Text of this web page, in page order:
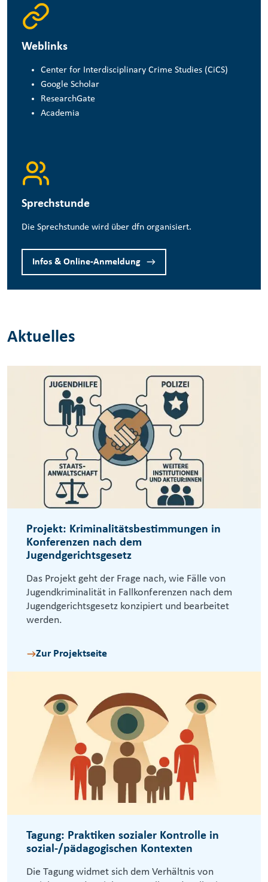
Weblinks
Center for Interdisciplinary Crime Studies (CiCS)
Google Scholar
ResearchGate
Academia
Sprechstunde
Die Sprechstunde wird über dfn organisiert.
Infos & Online-Anmeldung
Aktuelles
Projekt: Kriminalitätsbestimmungen in
Konferenzen nach dem
Jugendgerichtsgesetz
Das Projekt geht der Frage nach, wie Fälle von
Jugendkriminalität in Fallkonferenzen nach dem
Jugendgerichtsgesetz konzipiert und bearbeitet
werden.
Zur Projektseite
Tagung: Praktiken sozialer Kontrolle in
sozial-/pädagogischen Kontexten
Die Tagung widmet sich dem Verhältnis von